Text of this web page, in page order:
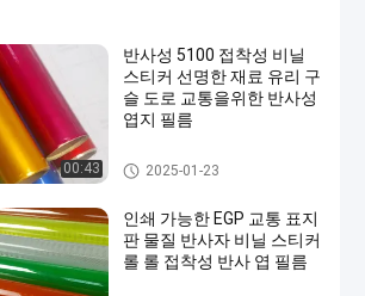
00:43
반사성 5100 접착성 비닐
스티커 선명한 재료 유리 구
슬 도로 교통을위한 반사성
엽지 필름
엔지니어 급료 사려깊은 시트를
깔기
2025-01-23
인쇄 가능한 EGP 교통 표지
판 물질 반사자 비닐 스티커
롤 롤 접착성 반사 엽 필름